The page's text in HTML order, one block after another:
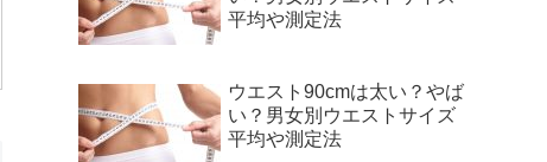
平均や測定法
ウエスト90cmは太い？やば
い？男女別ウエストサイズ
平均や測定法